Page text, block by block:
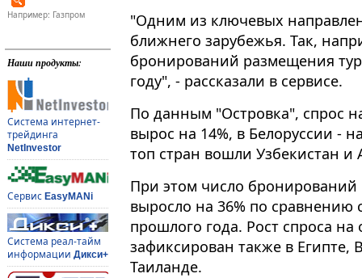
Например: Газпром
Наши продукты:
Система интернет-
трейдинга
NetInvestor
Сервис EasyMANi
Система реал-тайм
информации Дикси+
"Одним из ключевых
ближнего зарубежья. Так,
бронирований размещения
году", - рассказали в сервисе.
По данным "Островка", спрос
вырос на 14%, в Белоруссии -
топ стран вошли Узбекистан и
При этом число бронирований
выросло на 36% по
прошлого года. Рост спроса
зафиксирован также в Египте,
Таиланде.